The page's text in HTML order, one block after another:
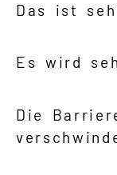
Das ist
Es wird
Die